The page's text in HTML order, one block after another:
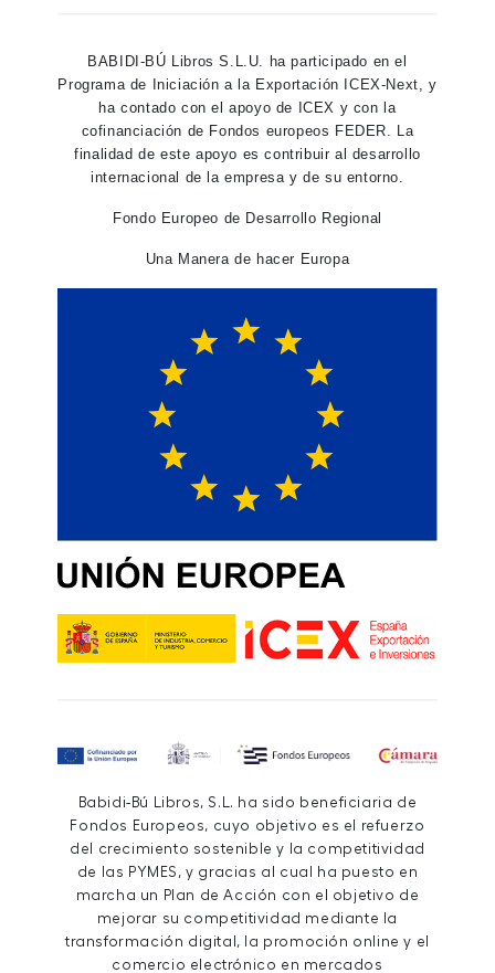
BABIDI-BÚ Libros S.L.U. ha participado en el
Programa de Iniciación a la Exportación ICEX-Next, y
ha contado con el apoyo de ICEX y con la
cofinanciación de Fondos europeos FEDER. La
finalidad de este apoyo es contribuir al desarrollo
internacional de la empresa y de su entorno.
Fondo Europeo de Desarrollo Regional
Una Manera de hacer Europa
Babidi-Bú Libros, S.L. ha sido beneficiaria de
Fondos Europeos, cuyo objetivo es el refuerzo
del crecimiento sostenible y la competitividad
de las PYMES, y gracias al cual ha puesto en
marcha un Plan de Acción con el objetivo de
mejorar su competitividad mediante la
transformación digital, la promoción online y el
comercio electrónico en mercados